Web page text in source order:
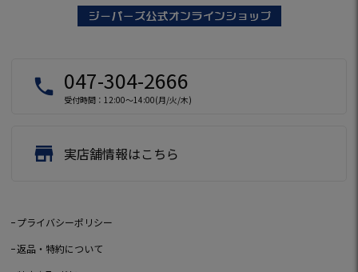
local_phone 047-304-2666
受付時間：12:00～14:00(月/火/木)
store 実店舗情報はこちら
プライバシーポリシー
返品・特約について